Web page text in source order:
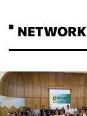
NETWORK